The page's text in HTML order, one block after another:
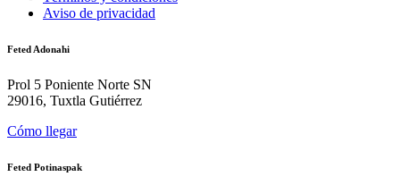
Aviso de privacidad
Feted Adonahi
Prol 5 Poniente Norte SN
29016, Tuxtla Gutiérrez
Cómo llegar
Feted Potinaspak